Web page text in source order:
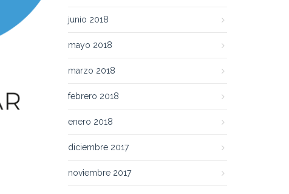
junio 2018
mayo 2018
marzo 2018
febrero 2018
enero 2018
diciembre 2017
noviembre 2017